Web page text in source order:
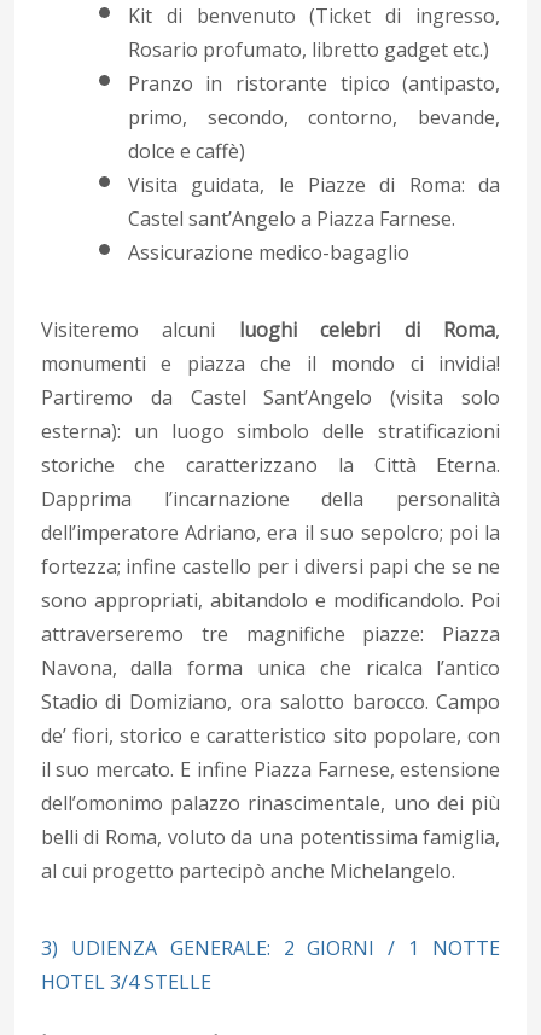
Kit di benvenuto (Ticket di ingresso,
Rosario profumato, libretto gadget etc.)
Pranzo in ristorante tipico (antipasto,
primo, secondo, contorno, bevande,
dolce e caffè)
Visita guidata, le Piazze di Roma: da
Castel sant’Angelo a Piazza Farnese.
Assicurazione medico-bagaglio
Visiteremo alcuni luoghi celebri di Roma,
monumenti e piazza che il mondo ci invidia!
Partiremo da Castel Sant’Angelo (visita solo
esterna): un luogo simbolo delle stratificazioni
storiche che caratterizzano la Città Eterna.
Dapprima l’incarnazione della personalità
dell’imperatore Adriano, era il suo sepolcro; poi la
fortezza; infine castello per i diversi papi che se ne
sono appropriati, abitandolo e modificandolo. Poi
attraverseremo tre magnifiche piazze: Piazza
Navona, dalla forma unica che ricalca l’antico
Stadio di Domiziano, ora salotto barocco. Campo
de’ fiori, storico e caratteristico sito popolare, con
il suo mercato. E infine Piazza Farnese, estensione
dell’omonimo palazzo rinascimentale, uno dei più
belli di Roma, voluto da una potentissima famiglia,
al cui progetto partecipò anche Michelangelo.
3) UDIENZA GENERALE: 2 GIORNI / 1 NOTTE
HOTEL 3/4 STELLE